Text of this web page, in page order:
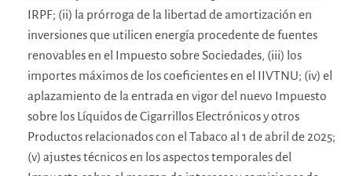
IRPF; (ii) la prórroga de la libertad de amortización en
inversiones que utilicen energía procedente de fuentes
renovables en el Impuesto sobre Sociedades, (iii) los
importes máximos de los coeficientes en el IIVTNU; (iv) el
aplazamiento de la entrada en vigor del nuevo Impuesto
sobre los Líquidos de Cigarrillos Electrónicos y otros
Productos relacionados con el Tabaco al 1 de abril de 2025;
(v) ajustes técnicos en los aspectos temporales del